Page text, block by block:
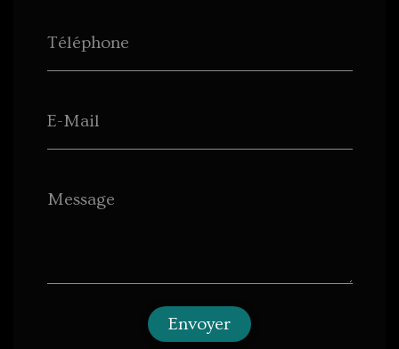
Téléphone
E-Mail
Message
Envoyer